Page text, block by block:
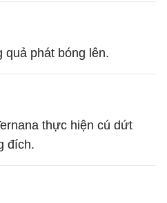
phát bóng lên.
thực hiện cú dứt
đích.